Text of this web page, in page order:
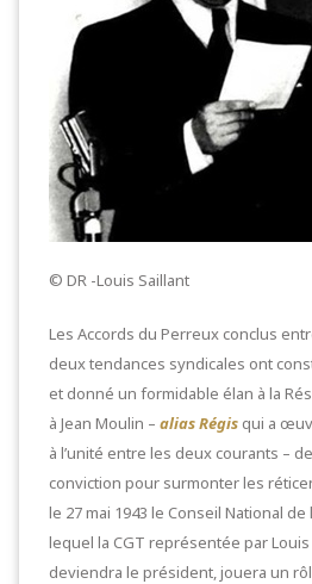
© DR -Louis Saillant
Les Accords du Perreux conclus
deux tendances syndicales ont
et donné un formidable élan à la
à Jean Moulin – alias Régis qui a
à l’unité entre les deux courants –
conviction pour surmonter les
le 27 mai 1943 le Conseil National
lequel la CGT représentée par
deviendra le président, jouera un